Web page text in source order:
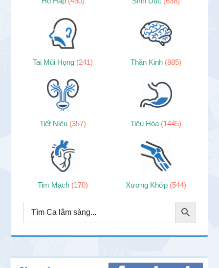
Tai Mũi Họng (241) Thần Kinh (885)
Tiết Niệu (357) Tiêu Hóa (1445)
Tim Mạch (170) Xương Khớp (544)